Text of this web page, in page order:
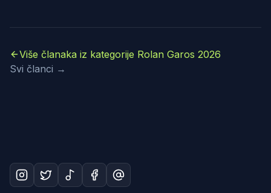
Više članaka iz kategorije Rolan Garos 2026
Svi članci →